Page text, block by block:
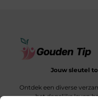
Jouw sleutel
Ontdek een diverse
het dagelijks leven